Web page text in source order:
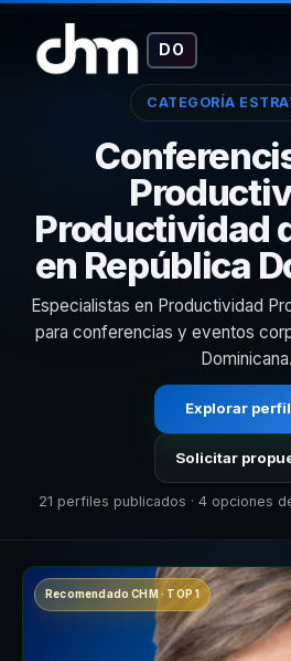
DO
CATEGORÍA
Productividad
en República
Especialistas en Productividad
para conferencias y eventos
Dominicana.
Explorar
Solicitar
21 perfiles publicados · 4 opciones
Recomendado CHM · TOP 1